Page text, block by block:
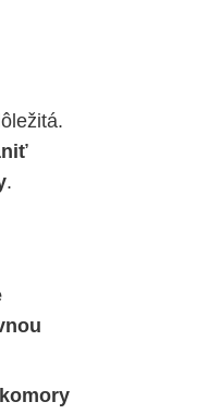
.